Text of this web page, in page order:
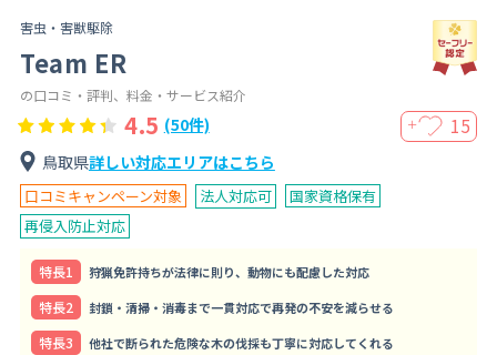
害虫・害獣駆除
Team ER
の口コミ・評判、料金・サービス紹介
4.5 (50件) ＋ 15
鳥取県詳しい対応エリアはこちら
口コミキャンペーン対象 法人対応可
国家資格保有
再侵入防止対応
特⻑1 狩猟免許持ちが法律に則り、動物にも配慮した対応
特⻑2 封鎖・清掃・消毒まで一貫対応で再発の不安を減らせる
特⻑3 他社で断られた危険な木の伐採も丁寧に対応してくれる